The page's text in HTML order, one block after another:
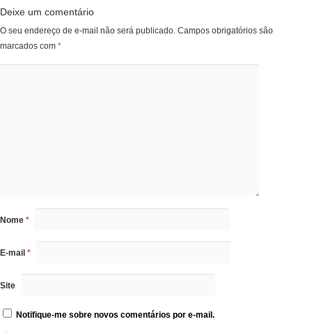
Deixe um comentário
O seu endereço de e-mail não será publicado. Campos obrigatórios são
marcados com *
Nome *
E-mail *
Site
Notifique-me sobre novos comentários por e-mail.